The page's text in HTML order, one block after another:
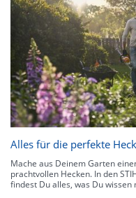
Alles für die perfekte
Mache aus Deinem Garten
prachtvollen Hecken. In den
findest Du alles, was Du wissen